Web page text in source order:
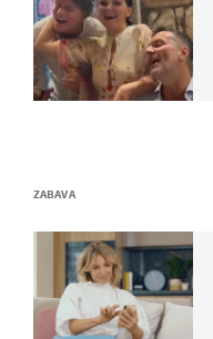
ZABAVA